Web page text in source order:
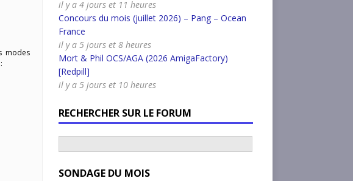
modes
il y a 4 jours et 11 heures
Concours du mois (juillet 2026) – Pang – Ocean
France
il y a 5 jours et 8 heures
Mort & Phil OCS/AGA (2026 AmigaFactory)
[Redpill]
il y a 5 jours et 10 heures
RECHERCHER SUR LE FORUM
SONDAGE DU MOIS